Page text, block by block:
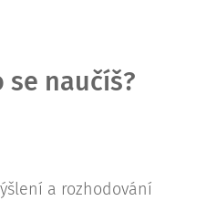
se naučíš?
a rozhodování